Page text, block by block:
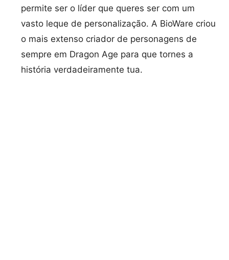
permite ser o líder que queres ser com um
vasto leque de personalização. A BioWare criou
o mais extenso criador de personagens de
sempre em Dragon Age para que tornes a
história verdadeiramente tua.